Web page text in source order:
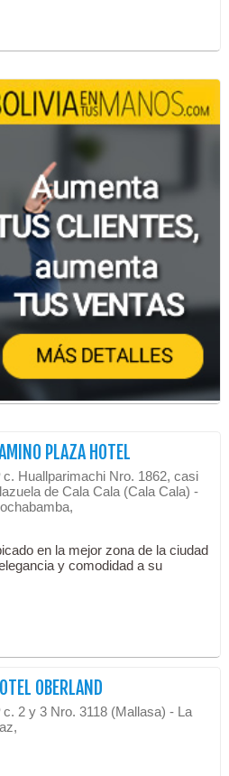
PLAZA HOTEL
c. Huallparimachi Nro. 1862, casi
de Cala Cala (Cala Cala) -
en la mejor zona de la ciudad
y comodidad a su
OBERLAND
c. 2 y 3 Nro. 3118 (Mallasa) - La